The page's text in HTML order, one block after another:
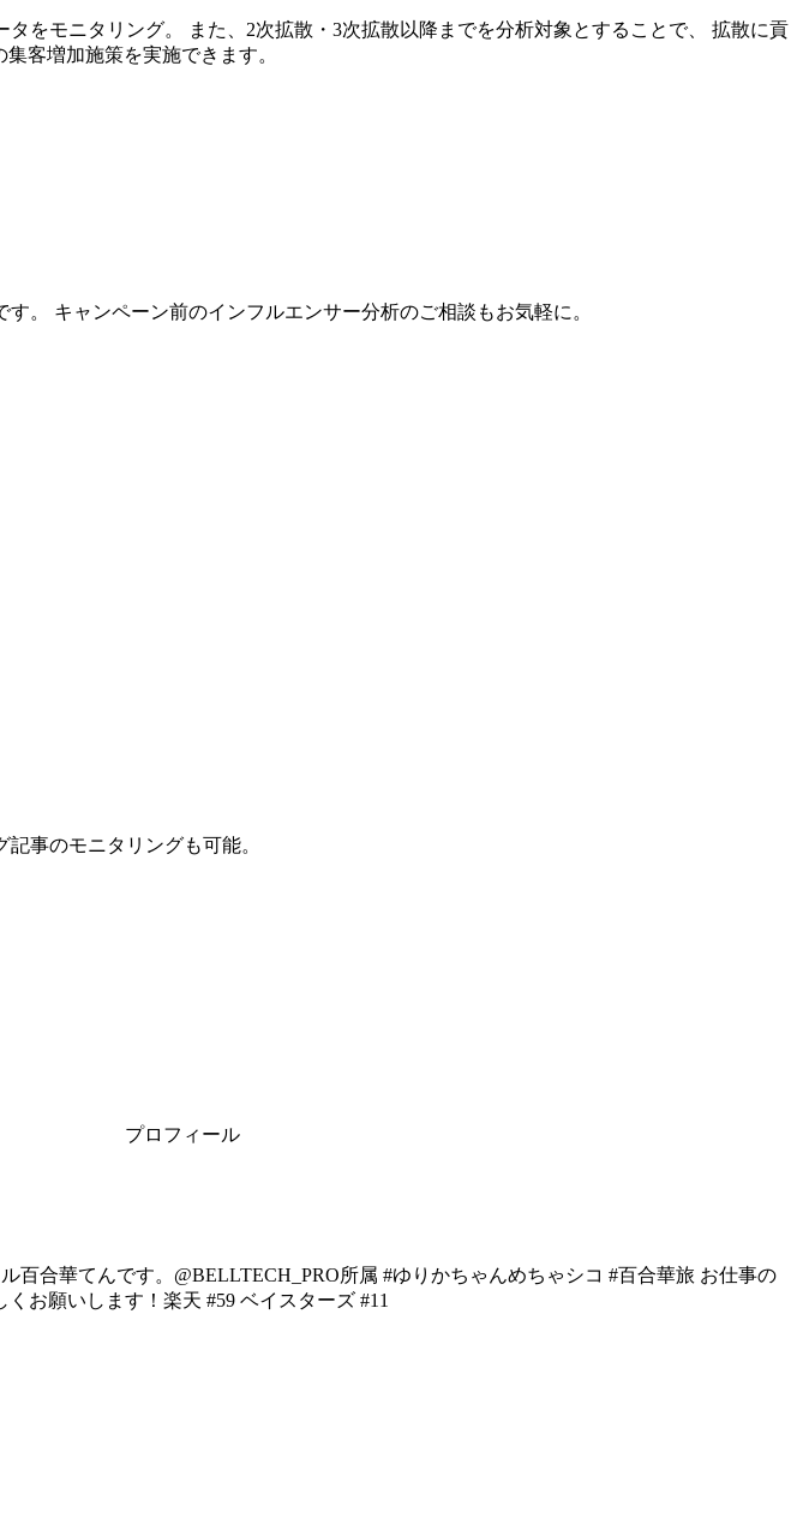
をモニタリング。 また、2次拡散・3次拡散以降までを分析対象とすることで、 拡散に貢
客増加施策を実施できます。
。 キャンペーン前のインフルエンサー分析のご相談もお気軽に。
事のモニタリングも可能。
プロフィール
百合華てんです。@BELLTECH_PRO所属 #ゆりかちゃんめちゃシコ #百合華旅 お仕事の
お願いします！楽天 #59 ベイスターズ #11